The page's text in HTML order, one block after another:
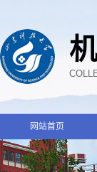
网站首页